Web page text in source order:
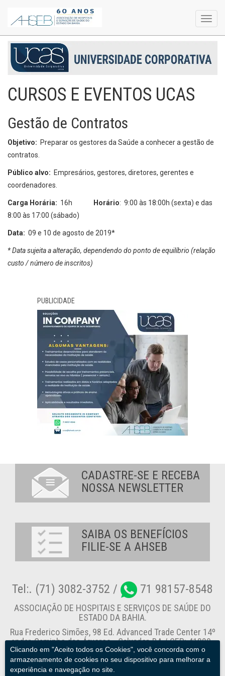
CURSOS E EVENTOS UCAS
Gestão de Contratos
Objetivo: Preparar os gestores da Saúde a conhecer a gestão de
contratos.
Público alvo: Empresários, gestores, diretores, gerentes e
coordenadores.
Carga Horária: 16h Horário: 9:00 às 18:00h (sexta) e das
8:00 às 17:00 (sábado)
Data: 09 e 10 de agosto de 2019*
* Data sujeita a alteração, dependendo do ponto de equilíbrio (relação
custo / número de inscritos)
PUBLICIDADE
Clicando em "Aceito todos os Cookies", você concorda com o
armazenamento de cookies no seu dispositivo para melhorar a
experiência e navegação no site.
CADASTRE-SE E RECEBA
NOSSA NEWSLETTER
SAIBA OS BENEFÍCIOS
FILIE-SE A AHSEB
Tel:. (71) 3082-3752 / 71 98157-8548
ASSOCIAÇÃO DE HOSPITAIS E SERVIÇOS DE SAÚDE DO
ESTADO DA BAHIA.
Rua Frederico Simões, 98 Ed. Advanced Trade Center 14º
andar, Caminho das Árvores - Salvador-BA / CEP: 41820-
774
Canal de Denúncia